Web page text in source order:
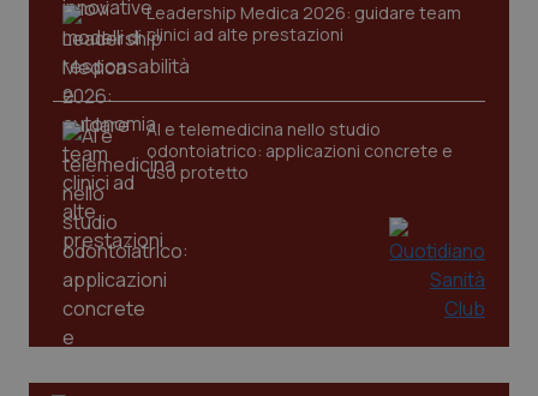
Leadership Medica 2026: guidare team
clinici ad alte prestazioni
AI e telemedicina nello studio
odontoiatrico: applicazioni concrete e
uso protetto
tracking-sites-ironfish-
tracking-enable
tracking-sites-ironfish-